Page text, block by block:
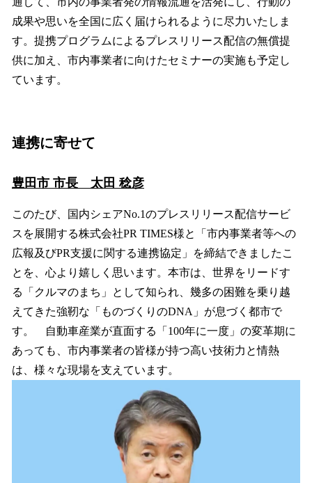
成果や思いを全国に広く届けられるように尽力いたしま
す。提携プログラムによるプレスリリース配信の無償提
供に加え、市内事業者に向けたセミナーの実施も予定し
ています。
連携に寄せて
豊田市 市長 太田 稔彦
このたび、国内シェアNo.1のプレスリリース配信サービ
スを展開する株式会社PR TIMES様と「市内事業者等への
広報及びPR支援に関する連携協定」を締結できましたこ
とを、心より嬉しく思います。本市は、世界をリードす
る「クルマのまち」として知られ、幾多の困難を乗り越
えてきた強靭な「ものづくりのDNA」が息づく都市で
す。 自動車産業が直面する「100年に一度」の変革期に
あっても、市内事業者の皆様が持つ高い技術力と情熱
は、様々な現場を支えています。